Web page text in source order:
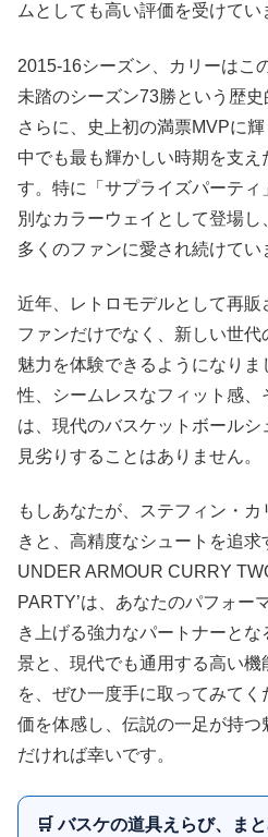
ムとしても高い評価を受けてい
2015-16シーズン、カリーはこ
未踏のシーズン73勝という歴史
さらに、史上初の満票MVPに
中でも最も輝かしい時期を支
す。特に「サプライズパーテ
別なカラーウェイとして登場し
多くのファンに愛され続けてい
近年、レトロモデルとして再
ファンだけでなく、新しい世
魅力を体験できるようになり
性、シームレスなフィット感
は、現代のバスケットボール
見劣りすることはありません。
もしあなたが、ステフィン・
きと、高精度なシュートを追求
UNDER ARMOUR CURRY
PARTY’は、あなたのパフォー
き上げる強力なパートナーと
景と、現代でも通用する高い
を、ぜひ一度手に取ってみて
価を体感し、伝説の一足が持
だければ幸いです。
🛒 バスケの道具えらび、ま